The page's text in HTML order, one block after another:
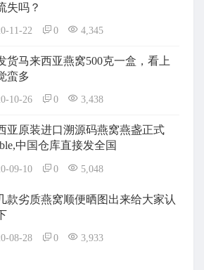
失吗？
11-22 0 4,345
货马来西亚燕窝500克一盒，看上
蛮多
10-26 0 3,438
亚原装进口溯源码燕窝燕盏正式
中国仓库直接发全国
09-10 0 5,048
款劣质燕窝顺便晒图出来给大家认
08-28 0 3,933